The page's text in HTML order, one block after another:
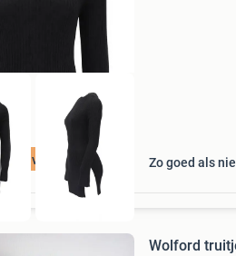
75% voordeel Zo goed als
Wolford